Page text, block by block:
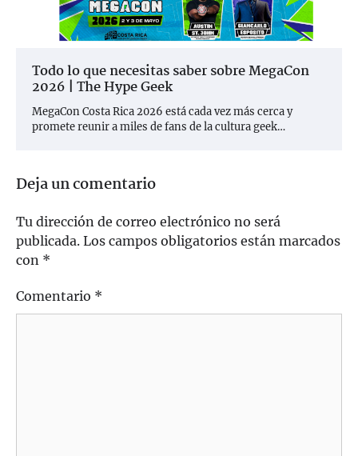
Todo lo que necesitas saber sobre MegaCon
2026 | The Hype Geek
MegaCon Costa Rica 2026 está cada vez más cerca y
promete reunir a miles de fans de la cultura geek…
Deja un comentario
Tu dirección de correo electrónico no será
publicada. Los campos obligatorios están marcados
con *
Comentario *